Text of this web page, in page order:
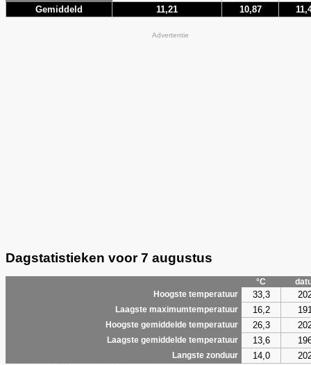
Gemiddeld 11,21 10,87
Advertentie
Dagstatistieken voor 7 augustus
°C
Hoogste temperatuur
33,3
Laagste maximumtemperatuur 16,2
Hoogste gemiddelde temperatuur 26,3
Laagste gemiddelde temperatuur 13,6
Langste zonduur 14,0